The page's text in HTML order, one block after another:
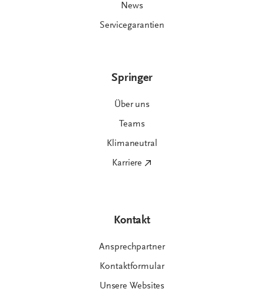
News
Servicegarantien
Springer
Über uns
Teams
Klimaneutral
Karriere
Kontakt
Ansprechpartner
Kontaktformular
Unsere Websites